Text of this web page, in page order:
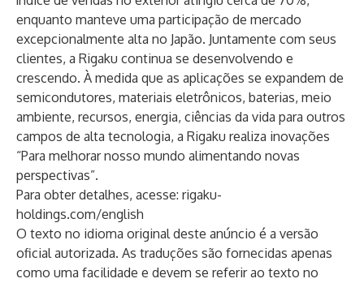
enquanto manteve uma participação de mercado
excepcionalmente alta no Japão. Juntamente com seus
clientes, a Rigaku continua se desenvolvendo e
crescendo. À medida que as aplicações se expandem de
semicondutores, materiais eletrônicos, baterias, meio
ambiente, recursos, energia, ciências da vida para outros
campos de alta tecnologia, a Rigaku realiza inovações
“Para melhorar nosso mundo alimentando novas
perspectivas”.
Para obter detalhes, acesse: rigaku-
holdings.com/english
O texto no idioma original deste anúncio é a versão
oficial autorizada. As traduções são fornecidas apenas
como uma facilidade e devem se referir ao texto no